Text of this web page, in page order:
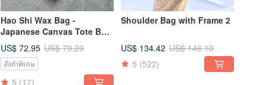
Hao Shi Wax Bag -
Japanese Canvas Tote Bag
- A4 Laptop
US$ 72.95 US$ 79.29
สั่งทำพิเศษ
5 (17)
Shoulder Bag with Frame 2
US$ 134.42 US$ 146.10
5 (522)